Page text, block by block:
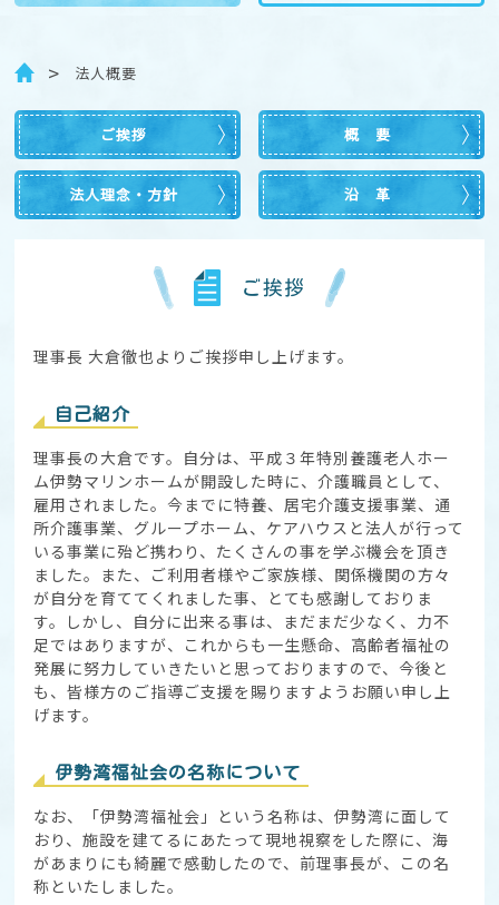
法人概要
ご挨拶 概 要
法人理念・方針 沿 革
ご挨拶
理事長 大倉徹也よりご挨拶申し上げます。
自己紹介
理事長の大倉です。自分は、平成３年特別養護老人ホー
ム伊勢マリンホームが開設した時に、介護職員として、
雇用されました。今までに特養、居宅介護支援事業、通
所介護事業、グループホーム、ケアハウスと法人が行って
いる事業に殆ど携わり、たくさんの事を学ぶ機会を頂き
ました。また、ご利用者様やご家族様、関係機関の方々
が自分を育ててくれました事、とても感謝しておりま
す。しかし、自分に出来る事は、まだまだ少なく、力不
足ではありますが、これからも一生懸命、高齢者福祉の
発展に努力していきたいと思っておりますので、今後と
も、皆様方のご指導ご支援を賜りますようお願い申し上
げます。
伊勢湾福祉会の名称について
なお、「伊勢湾福祉会」という名称は、伊勢湾に面して
おり、施設を建てるにあたって現地視察をした際に、海
があまりにも綺麗で感動したので、前理事長が、この名
称といたしました。